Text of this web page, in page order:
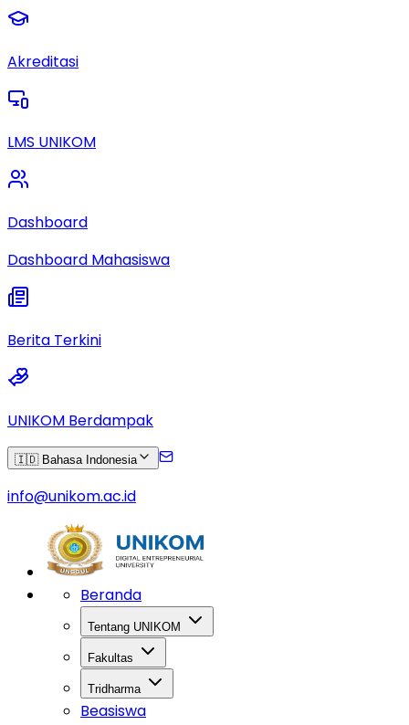
Akreditasi
LMS UNIKOM
Dashboard
Dashboard Mahasiswa
Berita Terkini
UNIKOM Berdampak
🇮🇩 Bahasa Indonesia
info@unikom.ac.id
Beranda
Tentang UNIKOM
Fakultas
Tridharma
Beasiswa